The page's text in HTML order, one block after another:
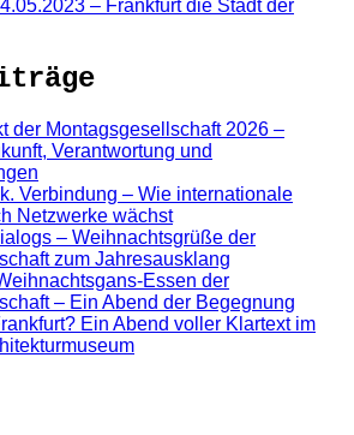
– Frankfurt die Stadt der
der Montagsgesellschaft 2026 –
Verantwortung und
Verbindung – Wie internationale
Netzwerke wächst
– Weihnachtsgrüße der
zum Jahresausklang
Essen der
– Ein Abend der Begegnung
Ein Abend voller Klartext im